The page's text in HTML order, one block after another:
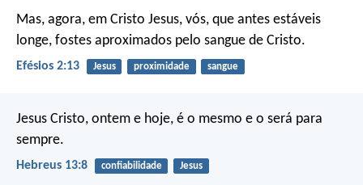
Mas, agora, em Cristo Jesus, vós, que antes estáveis
longe, fostes aproximados pelo sangue de Cristo.
Efésios 2:13 Jesus proximidade sangue
Jesus Cristo, ontem e hoje, é o mesmo e o será para
sempre.
Hebreus 13:8 confiabilidade Jesus